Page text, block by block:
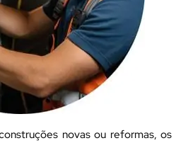
novas ou reformas, os